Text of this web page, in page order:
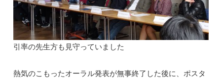
引率の先生方も見守っていました
熱気のこもったオーラル発表が無事終了した後に、ポスタ